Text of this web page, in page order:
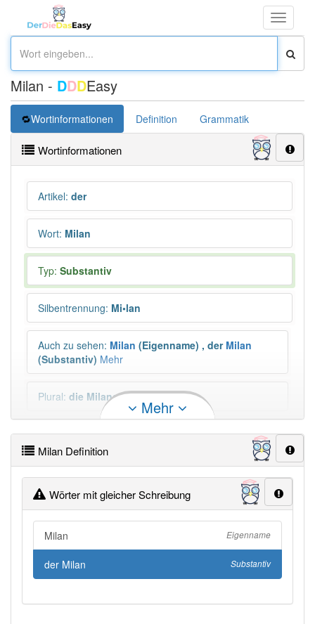
Toggle
Milan - DDDEasy
Wortinformationen Definition Grammatik
Wortinformationen
Artikel: der
Wort: Milan
Typ: Substantiv
Silbentrennung: Mi•lan
Auch zu sehen: Milan (Eigenname) , der Milan
(Substantiv) Mehr
Plural: die Milane
Duden geprüft:
Milan Wiktionary
PowerIndex:3
Häufigkeit: 4 von 10
Mehr
Milan Definition
Wörter mit gleicher Schreibung
Milan Eigenname
der Milan Substantiv